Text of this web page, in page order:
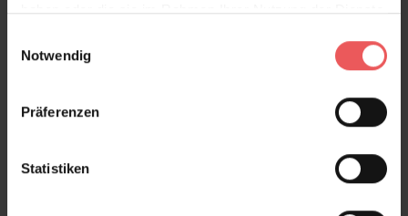
haben oder die sie im Rahmen Ihrer Nutzung der Dienste
Notwendig
Präferenzen
Statistiken